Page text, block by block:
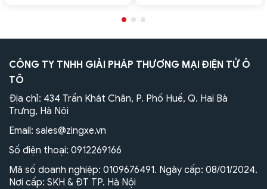
CÔNG TY TNHH GIẢI PHÁP THƯƠNG MẠI ĐIỆN TỬ Ô
TÔ
Địa chỉ: 434 Trần Khát Chân, P. Phố Huế, Q. Hai Bà
Trưng, Hà Nội
Email: sales@zingxe.vn
Số điện thoại: 0912269166
Mã số doanh nghiệp: 0109676491. Ngày cấp: 08/01/2024.
Nơi cấp: SKH & ĐT TP. Hà Nội